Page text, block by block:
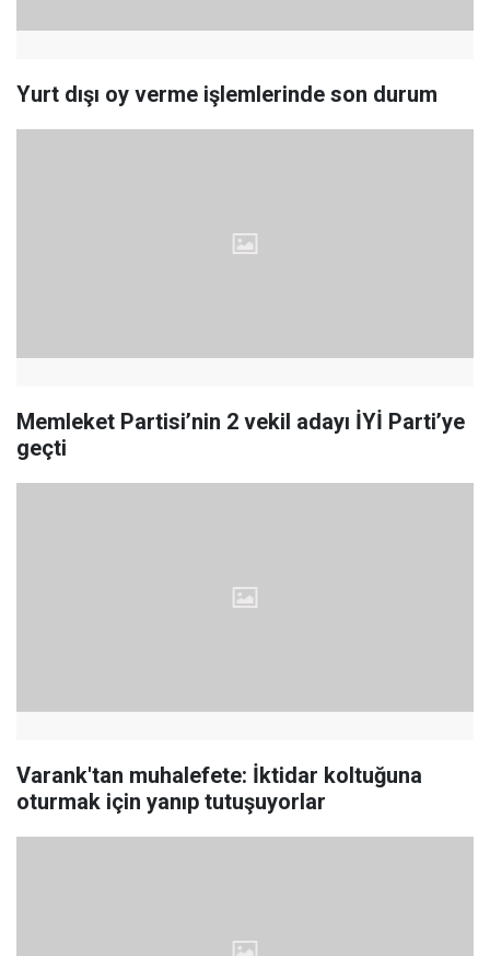
Yurt dışı oy verme işlemlerinde son durum
Memleket Partisi’nin 2 vekil adayı İYİ Parti’ye
geçti
Varank'tan muhalefete: İktidar koltuğuna
oturmak için yanıp tutuşuyorlar